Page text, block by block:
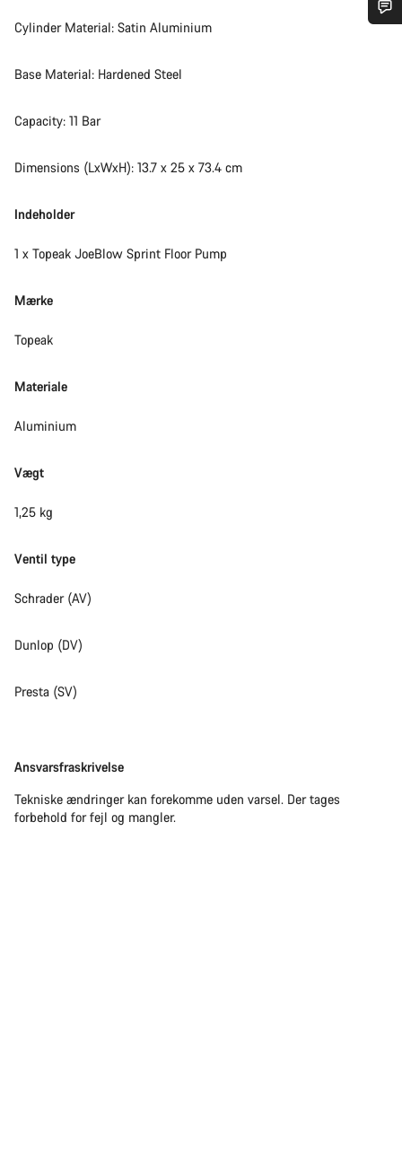
Cylinder Material: Satin Aluminium
Base Material: Hardened Steel
Capacity: 11 Bar
Dimensions (LxWxH): 13.7 x 25 x 73.4 cm
Indeholder
1 x Topeak JoeBlow Sprint Floor Pump
Mærke
Topeak
Materiale
Aluminium
Vægt
1,25 kg
Ventil type
Schrader (AV)
Dunlop (DV)
Presta (SV)
Ansvarsfraskrivelse
Ansvarsfraskrivelse
Tekniske ændringer kan forekomme uden varsel. Der tages
forbehold for fejl og mangler.
Begynd chat